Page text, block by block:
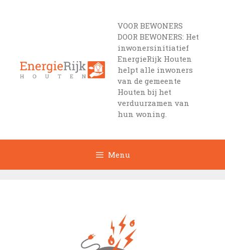
VOOR BEWONERS
DOOR BEWONERS: Het
inwonersinitiatief
EnergieRijk Houten
helpt alle inwoners
van de gemeente
Houten bij het
verduurzamen van
hun woning.
Menu